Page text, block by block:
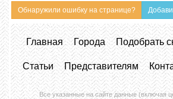
Обнаружили ошибку на странице?
Главная Города Подобрать
Статьи Представителям
Все указанные на сайте данные (включая